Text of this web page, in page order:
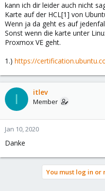
kann ich dir leider auch nicht
Karte auf der HCL[1] von
Wenn ja da geht es auf
Sonst wenn die karte unter
Proxmox VE geht.
1.) https://
I itlev
Member
Jan 10, 2020
Danke
You must log in